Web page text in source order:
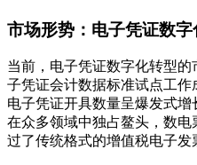
市场形势：电子凭证数
当前，电子凭证数字化转型
子凭证会计数据标准试点工作
电子凭证开具数量呈爆发式
在众多领域中独占鳌头，数
过了传统格式的增值税电子发